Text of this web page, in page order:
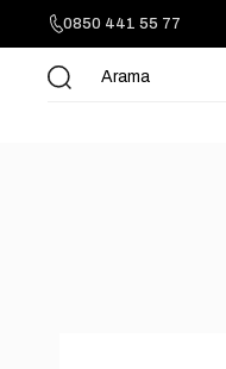
0850 441 55 77